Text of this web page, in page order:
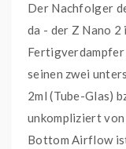
Der Nachfolger
da - der Z Nano
seinen zwei
2ml (Tube-Glas)
unkompliziert
Bottom Airflow